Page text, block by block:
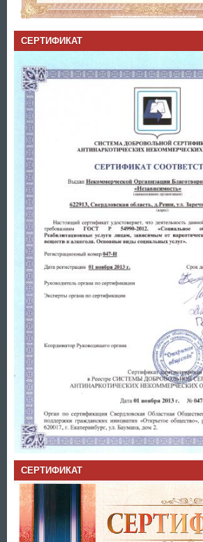
СЕРТИФИКАТ
СЕРТИФИКАТ